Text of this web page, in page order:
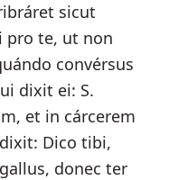
sicut
pro te, ut non
convérsus
dixit ei: S.
et in cárcerem
Dico tibi,
donec ter